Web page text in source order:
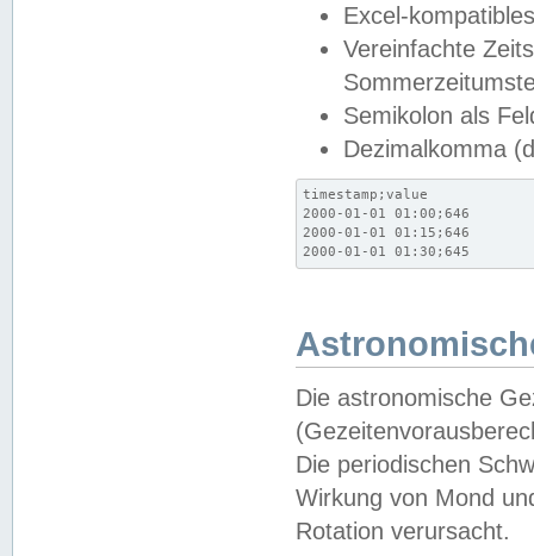
Excel-
Vereinfachte
Semikolon als
Dezimalkomma
timestamp;value
2000-01-01 01:00;646
2000-01-01 01:15;646
2000-01-01 01:30;645
Die astronomische
Die periodischen
Wirkung von Mond
Rotation verursacht.